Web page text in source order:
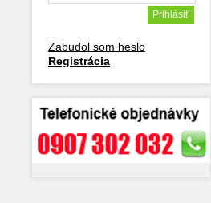
Zabudol som heslo
Registrácia